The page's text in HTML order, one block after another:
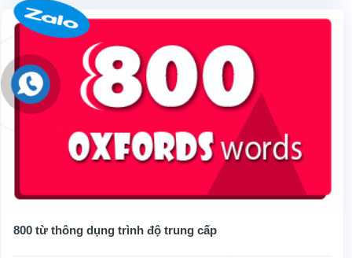
800 từ thông dụng trình độ trung cấp